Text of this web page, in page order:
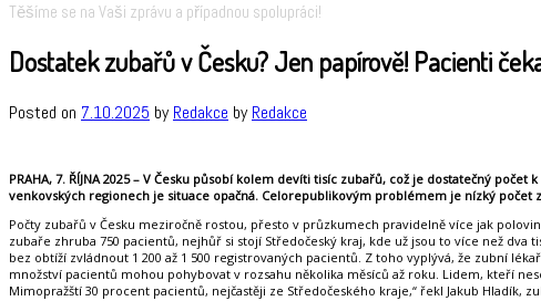
Těšíme se na Vaši zprávu a případnou spolupráci!
Dostatek zubařů v Česku? Jen papírově! Pacienti
Posted on 7.10.2025 byRedakce byRedakce
PRAHA, 7. ŘÍJNA 2025 – V Česku působí kolem devíti tisíc zubařů, což je dostatečný
venkovských regionech je situace opačná. Celorepublikovým problémem je nízký počet
Počty zubařů v Česku meziročně rostou, přesto v průzkumech pravidelně více jak
zubaře zhruba 750 pacientů, nejhůř si stojí Středočeský kraj, kde už jsou to více než
bez obtíží zvládnout 1 200 až 1 500 registrovaných pacientů. Z toho vyplývá, že zubní
množství pacientů mohou pohybovat v rozsahu několika měsíců až roku. Lidem, kteří
Mimopražští 30 procent pacientů, nejčastěji ze Středočeského kraje,“ řekl Jakub Hladík,